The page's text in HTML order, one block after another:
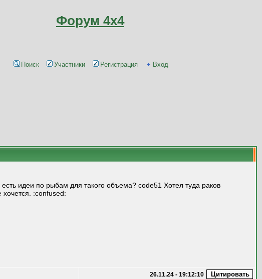
Форум 4x4
Поиск Участники Регистрация Вход
идеи по рыбам для такого объема? code51 Хотел туда раков
хочется. :confused:
26.11.24 - 19:12:10